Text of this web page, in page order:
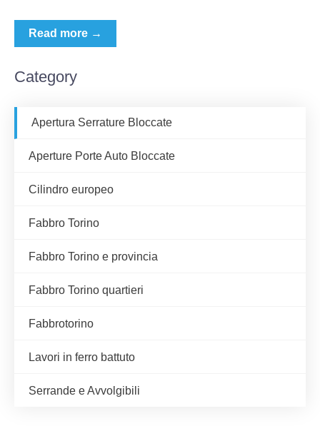
Read more →
Category
Apertura Serrature Bloccate
Aperture Porte Auto Bloccate
Cilindro europeo
Fabbro Torino
Fabbro Torino e provincia
Fabbro Torino quartieri
Fabbrotorino
Lavori in ferro battuto
Serrande e Avvolgibili